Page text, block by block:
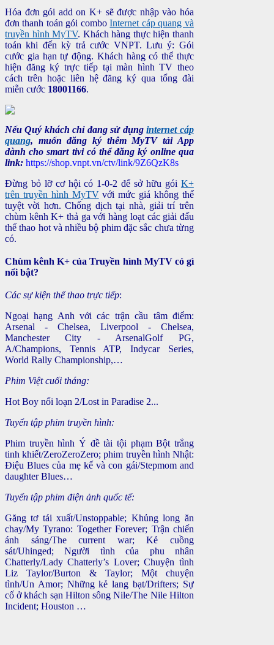
Hóa đơn gói add on K+ sẽ được nhập vào hóa
đơn thanh toán gói comboInternet cáp quang và
truyền hình MyTV. Khách hàng thực hiện thanh
toán khi đến kỳ trả cước VNPT. Lưu ý: Gói
cước gia hạn tự động. Khách hàng có thể thực
hiện đăng ký trực tiếp tại màn hình TV theo
cách trên hoặc liên hệ đăng ký qua tổng đài
miễn cước 18001166.
Nếu Quý khách chỉ đang sử dụnginternet cáp
quang, muốn đăng ký thêm MyTV tải App
dành cho smart tivi có thể đăng ký online qua
link: https://shop.vnpt.vn/ctv/link/9Z6QzK8s
Đừng bỏ lỡ cơ hội có 1-0-2 để sở hữu gói K+
trên truyền hình MyTVvới mức giá không thể
tuyệt vời hơn. Chống dịch tại nhà, giải trí trên
chùm kênh K+ thả ga với hàng loạt các giải đấu
thể thao hot và nhiều bộ phim đặc sắc chưa từng
có.
Chùm kênh K+ của Truyền hình MyTV có gì
nổi bật?
Các sự kiện thể thao trực tiếp:
Ngoại hạng Anh với các trận cầu tâm điểm:
Arsenal - Chelsea, Liverpool - Chelsea,
Manchester City - ArsenalGolf PG,
A/Champions, Tennis ATP, Indycar Series,
World Rally Championship,…
Phim Việt cuối tháng:
Hot Boy nổi loạn 2/Lost in Paradise 2...
Tuyển tập phim truyền hình:
Phim truyền hình Ý đề tài tội phạm Bột trắng
tinh khiết/ZeroZeroZero; phim truyền hình Nhật:
Điệu Blues của mẹ kế và con gái/Stepmom and
daughter Blues…
Tuyển tập phim điện ảnh quốc tế:
Găng tơ tái xuất/Unstoppable; Khủng long ăn
chay/My Tyrano: Together Forever; Trận chiến
ánh sáng/The current war; Kẻ cuồng
sát/Uhinged; Người tình của phu nhân
Chatterly/Lady Chatterly’s Lover; Chuyện tình
Liz Taylor/Burton & Taylor; Một chuyện
tình/Un Amor; Những kẻ lang bạt/Drifters; Sự
cố ở khách sạn Hilton sông Nile/The Nile Hilton
Incident; Houston …